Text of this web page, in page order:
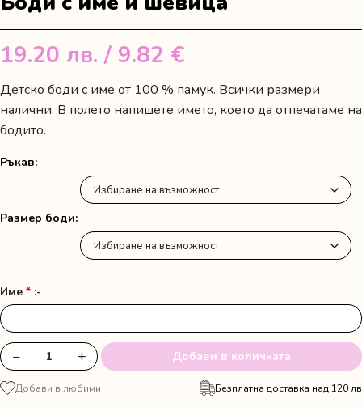
19.20 лв. / 9.82 €
Детско боди с име от 100 % памук. Всички размери
налични. В полето напишете името, което да отпечатаме на
бодито.
Ръкав
Размер боди
Име * :-
количество
за
Боди
− + Добави в количката
Добави в любими Безплатна доставка над 120 лв